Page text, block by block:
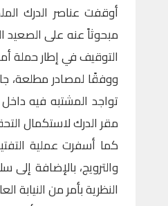
أوقفت عناصر الدرك
مبحوثاً عنه على الصعيد
التوقيف في إطار حملة
ووفقًا لمصادر مطلعة،
تواجد المشتبه فيه
مقر الدرك لاستكمال
كما أسفرت عملية
والترويج، بالإضافة
النظرية بأمر من النيابة